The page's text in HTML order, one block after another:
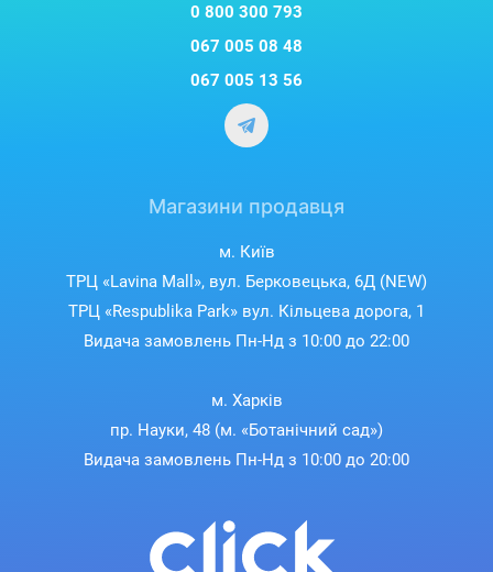
0 800 300 793
067 005 08 48
067 005 13 56
Магазини продавця
м. Київ
ТРЦ «Lavina Mall», вул. Берковецька, 6Д (NEW)
ТРЦ «Respublika Park» вул. Кільцева дорога, 1
Видача замовлень Пн-Нд з 10:00 до 22:00
м. Харків
пр. Науки, 48 (м. «Ботанічний сад»)
Видача замовлень Пн-Нд з 10:00 до 20:00